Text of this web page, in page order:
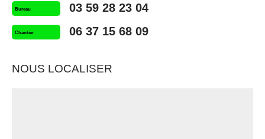
Bureau 03 59 28 23 04
Chantier 06 37 15 68 09
NOUS LOCALISER